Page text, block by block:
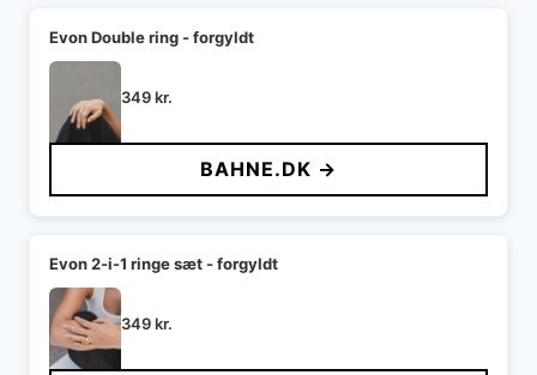
Evon Double ring - forgyldt
349kr.
BAHNE.DK →
Evon 2-i-1 ringe sæt - forgyldt
349kr.